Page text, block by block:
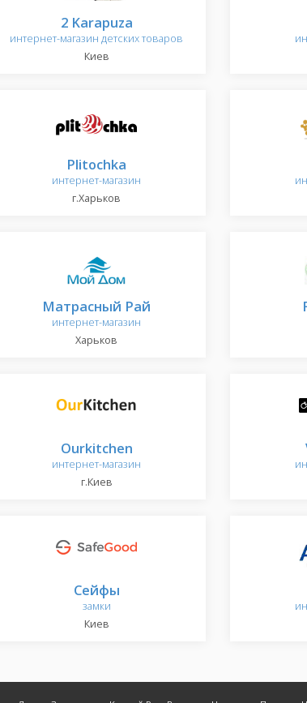
2 Karapuza
интернет-магазин детских товаров
Киев
Plitochka
интернет-магазин
г.Харьков
Матрасный Рай
интернет-магазин
Харьков
Ourkitchen
интернет-магазин
г.Киев
Сейфы
замки
Киев